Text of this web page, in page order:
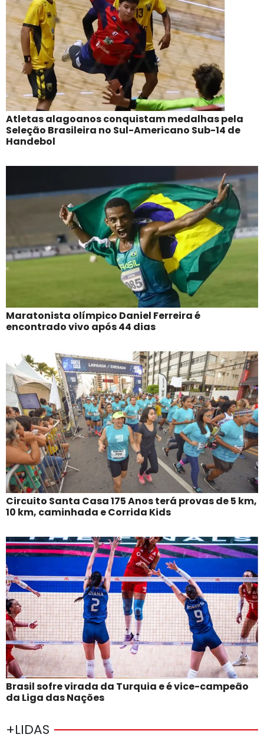
Atletas alagoanos conquistam medalhas pela
Seleção Brasileira no Sul-Americano Sub-14 de
Handebol
Maratonista olímpico Daniel Ferreira é
encontrado vivo após 44 dias
Circuito Santa Casa 175 Anos terá provas de 5 km,
10 km, caminhada e Corrida Kids
Brasil sofre virada da Turquia e é vice-campeão
da Liga das Nações
+LIDAS